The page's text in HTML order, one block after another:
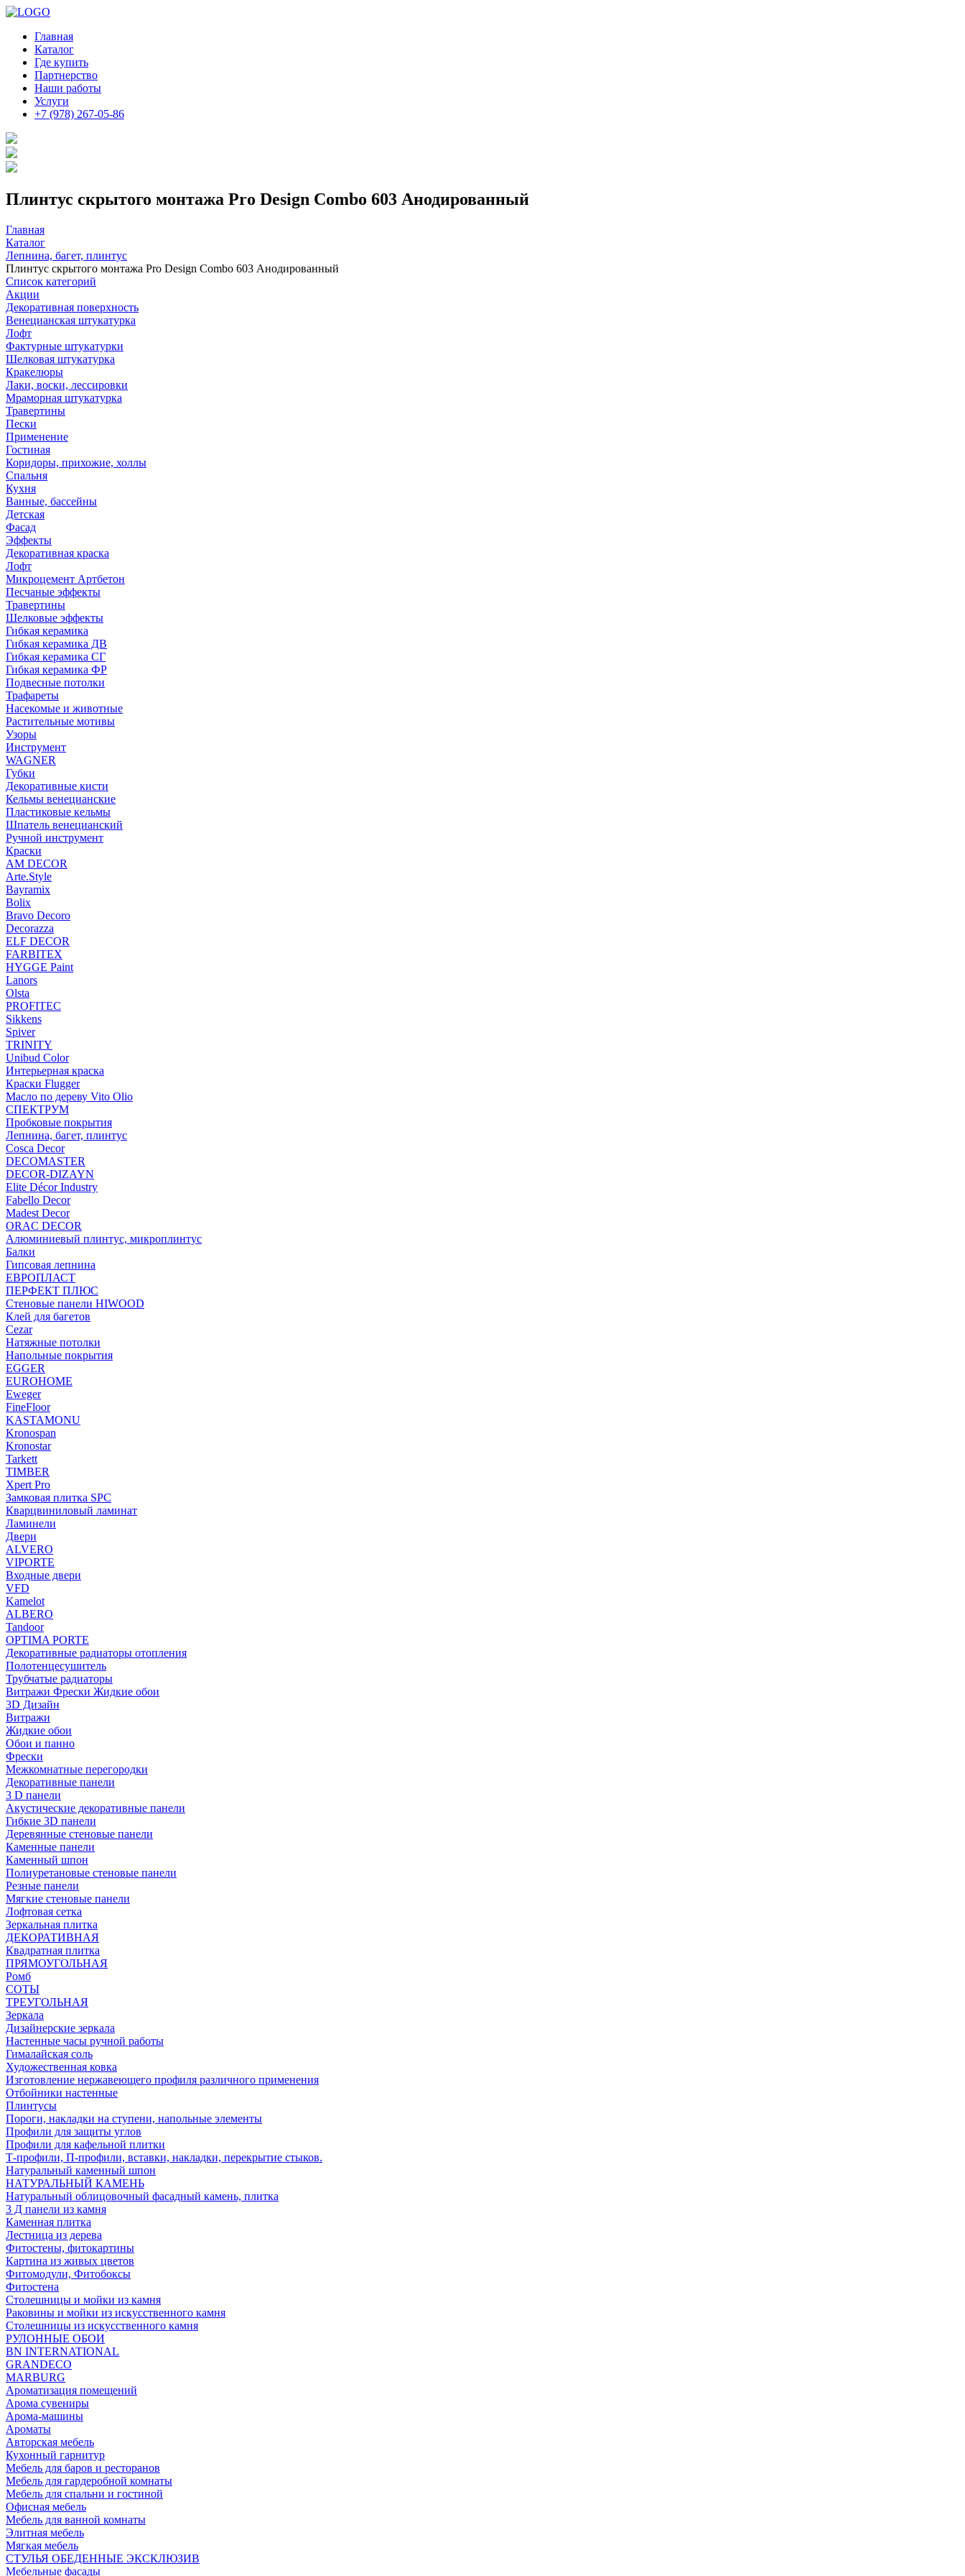
Главная
Каталог
Где купить
Партнерство
Наши работы
Услуги
+7 (978) 267-05-86
Плинтус скрытого монтажа Pro Design Combo 603 Анодированный
Главная
Каталог
Лепнина, багет, плинтус
Плинтус скрытого монтажа Pro Design Combo 603 Анодированный
Список категорий
Акции
Декоративная поверхность
Венецианская штукатурка
Лофт
Фактурные штукатурки
Шелковая штукатурка
Кракелюры
Лаки, воски, лессировки
Мраморная штукатурка
Травертины
Пески
Применение
Гостиная
Коридоры, прихожие, холлы
Спальня
Кухня
Ванные, бассейны
Детская
Фасад
Эффекты
Декоративная краска
Лофт
Микроцемент Артбетон
Песчаные эффекты
Травертины
Шелковые эффекты
Гибкая керамика
Гибкая керамика ДВ
Гибкая керамика СГ
Гибкая керамика ФР
Подвесные потолки
Трафареты
Насекомые и животные
Растительные мотивы
Узоры
Инструмент
WAGNER
Губки
Декоративные кисти
Кельмы венецианские
Пластиковые кельмы
Шпатель венецианский
Ручной инструмент
Краски
AM DECOR
Arte.Style
Bayramix
Bolix
Bravo Decoro
Decorazza
ELF DECOR
FARBITEX
HYGGE Paint
Lanors
Olsta
PROFITEC
Sikkens
Spiver
TRINITY
Unibud Color
Интерьерная краска
Краски Flugger
Масло по дереву Vito Olio
СПЕКТРУМ
Пробковые покрытия
Лепнина, багет, плинтус
Cosca Decor
DECOMASTER
DECOR-DIZAYN
Elite Décor Industry
Fabello Decor
Madest Decor
ORAC DECOR
Алюминиевый плинтус, микроплинтус
Балки
Гипсовая лепнина
ЕВРОПЛАСТ
ПЕРФЕКТ ПЛЮС
Стеновые панели HIWOOD
Клей для багетов
Cezar
Натяжные потолки
Напольные покрытия
EGGER
EUROHOME
Eweger
FineFloor
KASTAMONU
Kronospan
Kronostar
Tarkett
TIMBER
Xpert Pro
Замковая плитка SPC
Кварцвиниловый ламинат
Ламинели
Двери
ALVERO
VIPORTE
Входные двери
VFD
Kamelot
ALBERO
Tandoor
OPTIMA PORTE
Декоративные радиаторы отопления
Полотенцесушитель
Трубчатые радиаторы
Витражи Фрески Жидкие обои
3D Дизайн
Витражи
Жидкие обои
Обои и панно
Фрески
Межкомнатные перегородки
Декоративные панели
3 D панели
Акустические декоративные панели
Гибкие 3D панели
Деревянные стеновые панели
Каменные панели
Каменный шпон
Полиуретановые стеновые панели
Резные панели
Мягкие стеновые панели
Лофтовая сетка
Зеркальная плитка
ДЕКОРАТИВНАЯ
Квадратная плитка
ПРЯМОУГОЛЬНАЯ
Ромб
СОТЫ
ТРЕУГОЛЬНАЯ
Зеркала
Дизайнерские зеркала
Настенные часы ручной работы
Гималайская соль
Художественная ковка
Изготовление нержавеющего профиля различного применения
Отбойники настенные
Плинтусы
Пороги, накладки на ступени, напольные элементы
Профили для защиты углов
Профили для кафельной плитки
Т-профили, П-профили, вставки, накладки, перекрытие стыков.
Натуральный каменный шпон
НАТУРАЛЬНЫЙ КАМЕНЬ
Натуральный облицовочный фасадный камень, плитка
3 Д панели из камня
Каменная плитка
Лестница из дерева
Фитостены, фитокартины
Картина из живых цветов
Фитомодули, Фитобоксы
Фитостена
Столешницы и мойки из камня
Раковины и мойки из искусственного камня
Столешницы из искусственного камня
РУЛОННЫЕ ОБОИ
BN INTERNATIONAL
GRANDECO
MARBURG
Ароматизация помещений
Арома сувениры
Арома-машины
Ароматы
Авторская мебель
Кухонный гарнитур
Мебель для баров и ресторанов
Мебель для гардеробной комнаты
Мебель для спальни и гостиной
Офисная мебель
Мебель для ванной комнаты
Элитная мебель
Мягкая мебель
СТУЛЬЯ ОБЕДЕННЫЕ ЭКСКЛЮЗИВ
Мебельные фасады